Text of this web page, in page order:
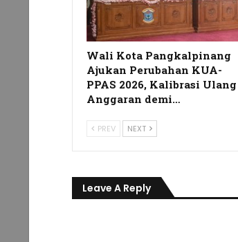
Wali Kota Pangkalpinang
Ajukan Perubahan KUA-
PPAS 2026, Kalibrasi Ulang
Anggaran demi…
PREV NEXT
Leave A Reply